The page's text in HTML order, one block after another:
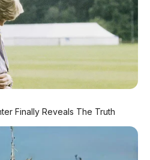
fondasi kuat. Jika
untuk membawa
ini berpotensi menjadi
sedan menengah
AP Motor untuk update
Artikel Lainnya:
Finally Reveals The Truth